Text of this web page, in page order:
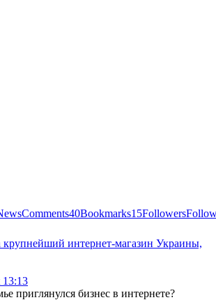
Comments40Bookmarks15Followers
крупнейший интернет-магазин Украины,
13:13
приглянулся бизнес в интернете?